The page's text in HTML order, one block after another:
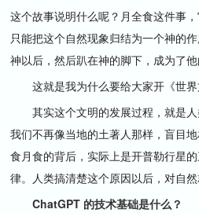
这个故事说明什么呢？月全食这件事
只能把这个自然现象归结为一个神的
神以后，然后趴在神的脚下，成为了他
这就是我为什么要给大家开《世界
其实这个文明的发展过程，就是人
我们不再像当地的土著人那样，盲目
食月食的背后，实际上是开普勒行星
律。人类搞清楚这个原因以后，对自
ChatGPT 的技术基础是什么？